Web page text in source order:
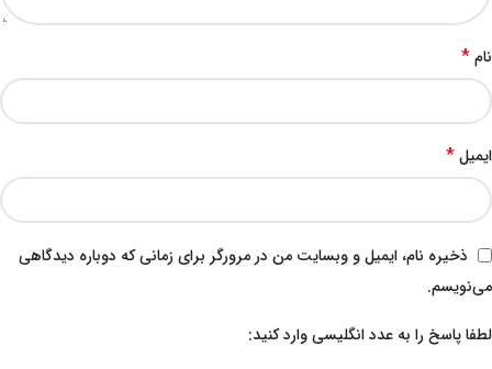
نام*
ایمیل*
ذخیره نام، ایمیل و وبسایت من در مرورگر برای زمانی که دوباره دیدگاهی
می‌نویسم.
لطفا پاسخ را به عدد انگلیسی وارد کنید: